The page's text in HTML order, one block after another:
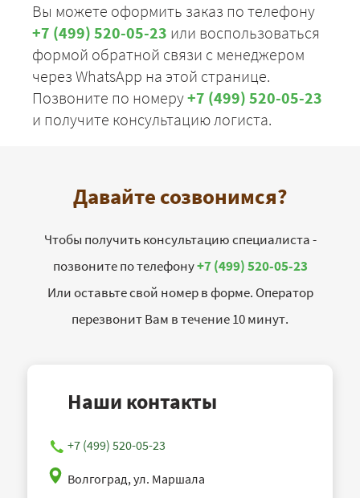
Вы можете оформить заказ по телефону
+7 (499) 520-05-23 или воспользоваться
формой обратной связи с менеджером
через WhatsApp на этой странице.
Позвоните по номеру+7 (499) 520-05-23
и получите консультацию логиста.
Давайте созвонимся?
Чтобы получить консультацию специалиста -
позвоните по телефону+7 (499) 520-05-23
Или оставьте свой номер в форме. Оператор
перезвонит Вам в течение 10 минут.
Наши контакты
+7 (499) 520-05-23
Волгоград, ул. Маршала